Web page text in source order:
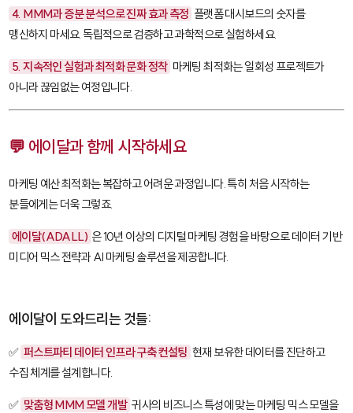
4. MMM과 증분 분석으로 진짜 효과 측정 플랫폼 대시보드의 숫자를
맹신하지 마세요. 독립적으로 검증하고 과학적으로 실험하세요.
5. 지속적인 실험과 최적화 문화 정착 마케팅 최적화는 일회성 프로젝트가
아니라 끊임없는 여정입니다.
💬 에이달과 함께 시작하세요
마케팅 예산 최적화는 복잡하고 어려운 과정입니다. 특히 처음 시작하는
분들에게는 더욱 그렇죠.
에이달(ADALL) 은 10년 이상의 디지털 마케팅 경험을 바탕으로 데이터 기반
미디어 믹스 전략과 AI 마케팅 솔루션을 제공합니다.
에이달이 도와드리는 것들:
✅ 퍼스트파티 데이터 인프라 구축 컨설팅 현재 보유한 데이터를 진단하고
수집 체계를 설계합니다.
✅ 맞춤형 MMM 모델 개발 귀사의 비즈니스 특성에 맞는 마케팅 믹스 모델을